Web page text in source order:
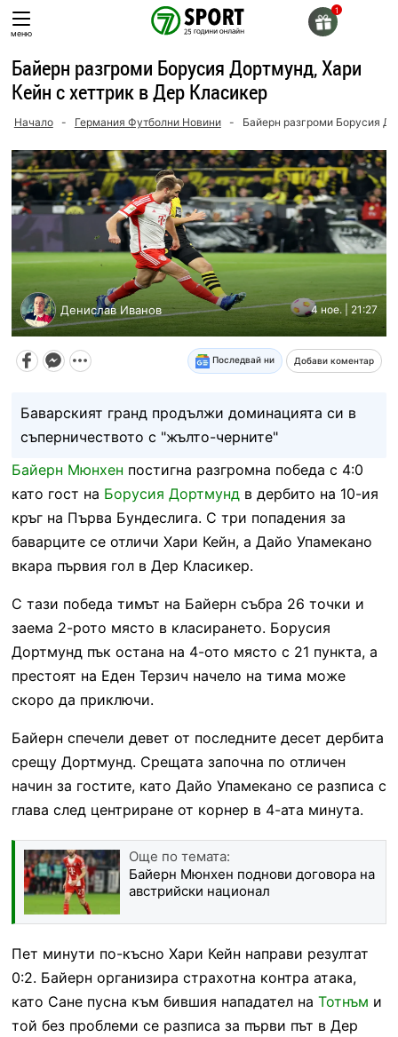
Skip
toменю
Байерн разгроми Борусия Дортмунд, Хари
Кейн с хеттрик в Дер Класикер
Начало - Германия Футболни Новини - Байерн разгроми Борусия
Денислав Иванов 4 ное. | 21:27
Последвай ни Добави коментар
Баварският гранд продължи доминацията си в
съперничеството с "жълто-черните"
Байерн Мюнхен постигна разгромна победа с 4:0
като гост на Борусия Дортмундв дербито на 10-ия
кръг на Първа Бундеслига. С три попадения за
баварците се отличи Хари Кейн, а Дайо Упамекано
вкара първия гол в Дер Класикер.
С тази победа тимът на Байерн събра 26 точки и
заема 2-рото място в класирането. Борусия
Дортмунд пък остана на 4-ото място с 21 пункта, а
престоят на Еден Терзич начело на тима може
скоро да приключи.
Байерн спечели девет от последните десет дербита
срещу Дортмунд. Срещата започна по отличен
начин за гостите, като Дайо Упамекано се разписа с
глава след центриране от корнер в 4-ата минута.
Още по темата:
Байерн Мюнхен поднови договора на
австрийски национал
Пет минути по-късно Хари Кейн направи резултат
0:2. Байерн организира страхотна контра атака,
като Сане пусна към бившия нападател на Тотнъм и
той без проблеми се разписа за първи път в Дер